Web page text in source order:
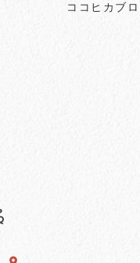
ココヒカブ